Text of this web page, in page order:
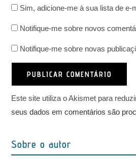
de
usuário
comentar
de
mail
para
comentar
URL
site
Sim, adicione-me à sua lista de e-
Notifique-me sobre novos
Notifique-me sobre novas
Este site utiliza o Akismet para
seus dados em comentários são
Sobre o autor